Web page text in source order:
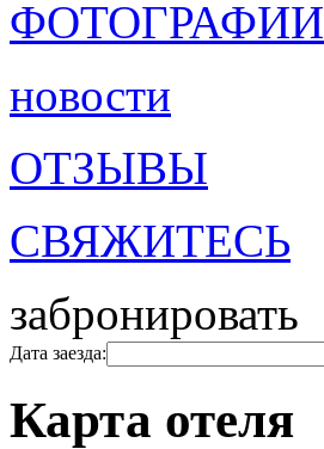
ФОТОГРАФИИ
новости
ОТЗЫВЫ
СВЯЖИТЕСЬ
забронировать
Дата заезда:
Карта отеля